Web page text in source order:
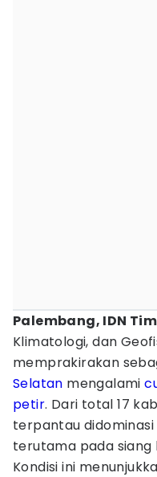
Palembang, IDN
Klimatologi, dan
memprakirakan
Selatan mengalami
petir. Dari total 17
terpantau
terutama pada siang
Kondisi ini